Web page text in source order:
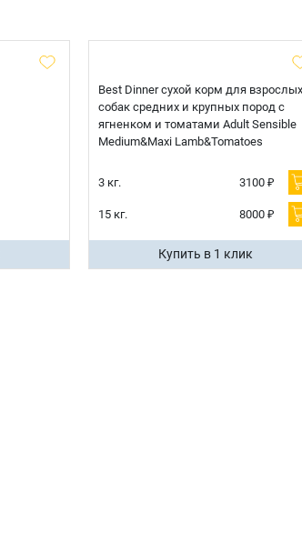
Best Dinner сухой корм для взрослых
собак средних и крупных пород с
ягненком и томатами Adult Sensible
Medium&Maxi Lamb&Tomatoes
3 кг. 3100 ₽
15 кг. 8000 ₽
Купить в 1 клик